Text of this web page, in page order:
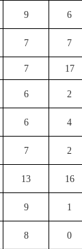
9 6
7 7
7 17
6 2
6 4
7 2
13 16
9 1
8 0